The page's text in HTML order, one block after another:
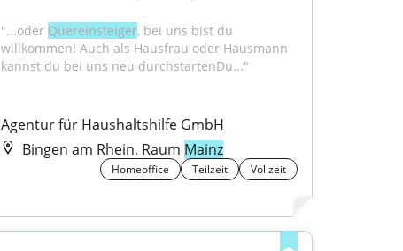
"...oder Quereinsteiger, bei uns bist du
willkommen! Auch als Hausfrau oder Hausmann
kannst du bei uns neu durchstartenDu..."
Agentur für Haushaltshilfe GmbH
Bingen am Rhein, Raum Mainz
Homeoffice Teilzeit Vollzeit